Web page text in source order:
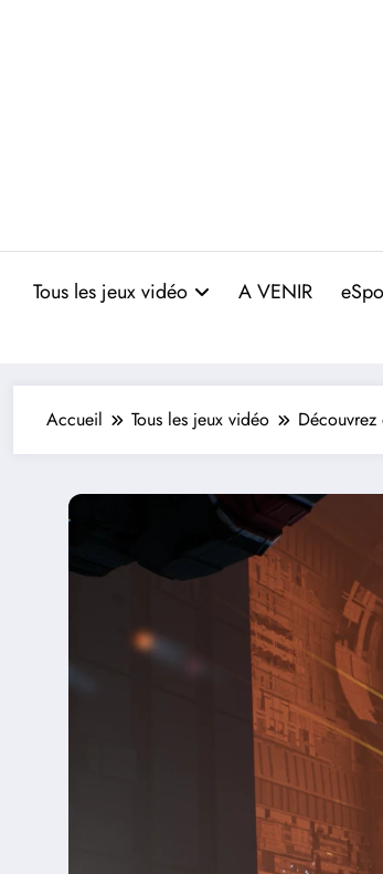
Tous les jeux vidéo A VENIR
Accueil Tous les jeux vidéo